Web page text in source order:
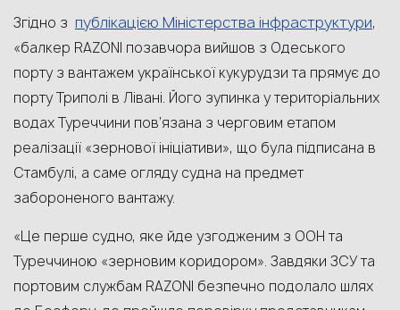
Згідно з публікацією Міністерства інфраструктури,
«балкер RAZONI позавчора вийшов з Одеського
порту з вантажем української кукурудзи та прямує до
порту Триполі в Лівані. Його зупинка у територіальних
водах Туреччини пов’язана з черговим етапом
реалізації «зернової ініціативи», що була підписана в
Стамбулі, а саме огляду судна на предмет
забороненого вантажу.
«Це перше судно, яке йде узгодженим з ООН та
Туреччиною «зерновим коридором». Завдяки ЗСУ та
портовим службам RAZONI безпечно подолало шлях